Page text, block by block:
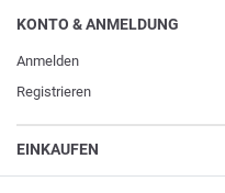
KONTO & ANMELDUNG
Anmelden
Registrieren
EINKAUFEN